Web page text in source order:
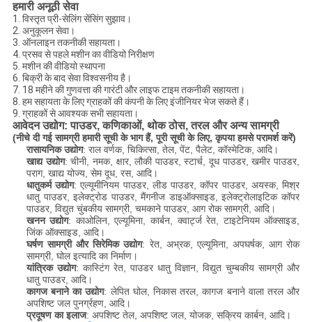
हमारी अनूठी सेवा
1. विस्तृत प्री-सेलिंग सेंसिंग सुझाव।
2. अनुकूलन सेवा।
3. ऑनलाइन तकनीकी सहायता।
4. प्रसव से पहले मशीन का वीडियो निरीक्षण
5. मशीन की वीडियो स्थापना
6. बिक्री के बाद सेवा विश्वसनीय है।
7. 18 महीने की गुणवत्ता की गारंटी और लाइफ टाइम तकनीकी सहायता।
8. हम सहायता के लिए ग्राहकों की कंपनी के लिए इंजीनियर भेज सकते हैं।
9. ग्राहकों से आवश्यक सभी सहायता।
आवेदन उद्योग: पाउडर, कणिकाओं, थोक ठोस, तरल और अन्य सामग्री
(नीचे दी गई सामग्री हमारी सूची के भाग हैं, पूरी सूची के लिए, कृपया हमसे परामर्श करें)
रासायनिक उद्योग: राल वर्णक, चिकित्सा, तेल, पेंट, पैलेट, कॉस्मेटिक, आदि।
खाद्य उद्योग: चीनी, नमक, क्षार, लौकी पाउडर, स्टार्च, दूध पाउडर, खमीर पाउडर,
पराग, खाद्य योज्य, सेम दूध, रस, आदि।
धातुकर्म उद्योग: एल्यूमीनियम पाउडर, लीड पाउडर, कॉपर पाउडर, अयस्क, मिश्र
धातु पाउडर, इलेक्ट्रोड पाउडर, मैंगनीज डाइऑक्साइड, इलेक्ट्रोलाइटिक कॉपर
पाउडर, विद्युत चुंबकीय सामग्री, चमकाने पाउडर, आग रोक सामग्री, आदि।
खनन उद्योग: काओलिन, एल्यूमिना, कार्बन, क्वार्ट्ज रेत, टाइटेनियम ऑक्साइड,
जिंक ऑक्साइड, आदि।
घर्षण सामग्री और सिरेमिक उद्योग: रेत, अभ्रक, एल्यूमिना, अपघर्षक, आग रोक
सामग्री, घोल इत्यादि का निर्माण।
यांत्रिक उद्योग: कास्टिंग रेत, पाउडर धातु विज्ञान, विद्युत चुम्बकीय सामग्री और
धातु पाउडर, आदि।
कागज बनाने का उद्योग: लेपित घोल, निकास तरल, कागज बनाने वाला तरल और
अपशिष्ट जल पुनर्ग्रहण, आदि।
प्रदूषण का इलाज: अपशिष्ट तेल, अपशिष्ट जल, योजक, सक्रिय कार्बन, आदि।